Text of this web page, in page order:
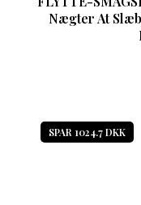
Nægter At
SPAR 1024.7 DKK